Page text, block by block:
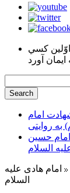
كسي
امام
به روایتی
امام حسین
السلام
امام هادی علیه
السلام